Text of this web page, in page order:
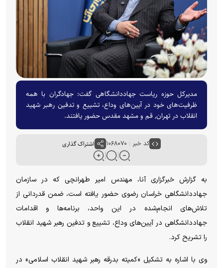
مدیرکل حوزه ریاست جهاددانشگاهی گفت: جهادگران با همه
ظرفیت‌های خود در آیین‌های وداع، تشییع و تدفین رهبر شهید
انقلاب در تهران, قم و مشهد مقدس حضور یافتند.
کد خبر : ۱۰۶۸۰۷۰ اشتراک گذاری
به گزارش خبرگزاری آنا، مهندس امیر طهرانچی که در سازمان
جهاددانشگاهی خراسان رضوی حضور یافته است، ضمن قدردانی از
تلاش‌های انجام‌شده در این واحد، برنامه‌ها و اقدامات
جهاددانشگاهی در آیین‌های وداع، تشییع و تدفین رهبر شهید انقلاب
را تشریح کرد.
وی با اشاره به تشکیل «کمیته بدرقه رهبر شهید انقلاب اسلامی» در